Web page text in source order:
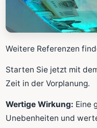
Weitere Referenzen
Starten Sie jetzt mit
Zeit in der Vorplanung.
Wertige Wirkung: Eine
Unebenheiten und